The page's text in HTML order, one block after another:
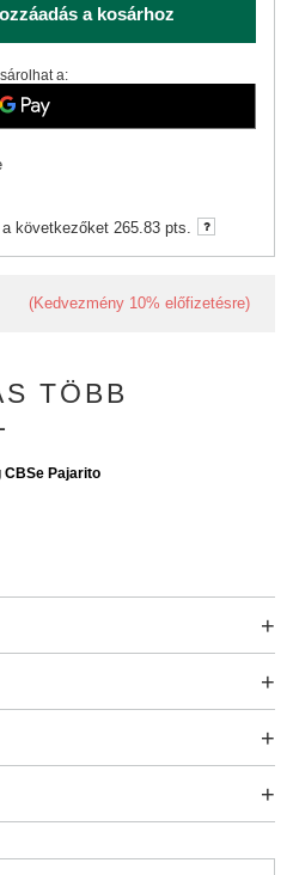
(Kedvezmény 10% előfizetésre)
a kosárhoz
a:
következőket 265.83 pts.
TÖBB
CBSe Pajarito